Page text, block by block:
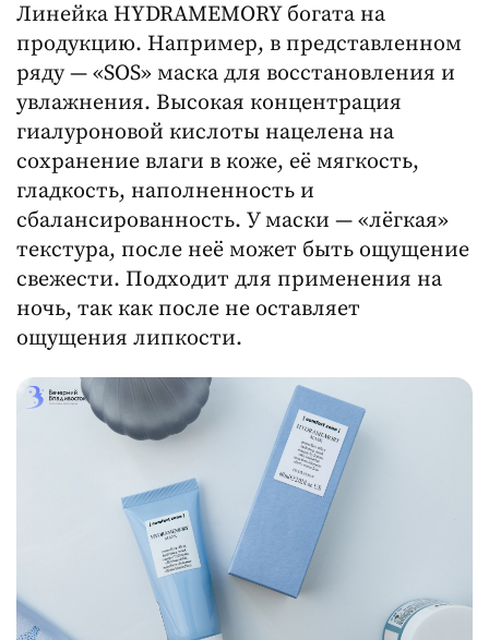
Линейка HYDRAMEMORY богата на
продукцию. Например, в представленном
ряду — «SOS» маска для восстановления и
увлажнения. Высокая концентрация
гиалуроновой кислоты нацелена на
сохранение влаги в коже, её мягкость,
гладкость, наполненность и
сбалансированность. У маски — «лёгкая»
текстура, после неё может быть ощущение
свежести. Подходит для применения на
ночь, так как после не оставляет
ощущения липкости.